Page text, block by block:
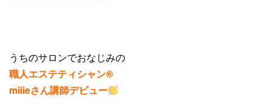
うちのサロンでおなじみの
職人エステティシャン®️
miiieさん講師デビュー